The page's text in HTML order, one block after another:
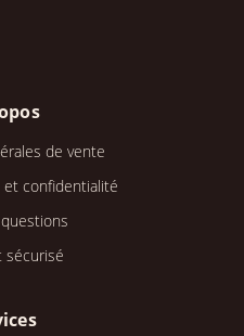
de vente
et confidentialité
sécurisé